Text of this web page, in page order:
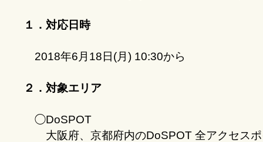
１．対応日時
2018年6月18日(月) 10:30から
２．対象エリア
◯DoSPOT
大阪府、京都府内のDoSPOT 全アクセスポ